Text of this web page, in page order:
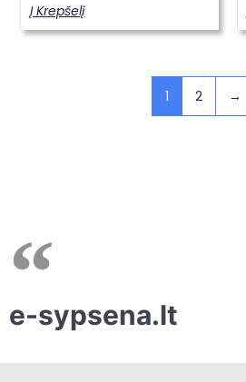
Į Krepšelį
1 2 →
e-sypsena.lt